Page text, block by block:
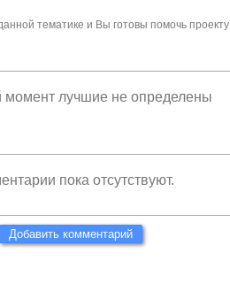
тематике и Вы готовы помочь проекту
момент лучшие не определены
пока отсутствуют.
Добавить комментарий